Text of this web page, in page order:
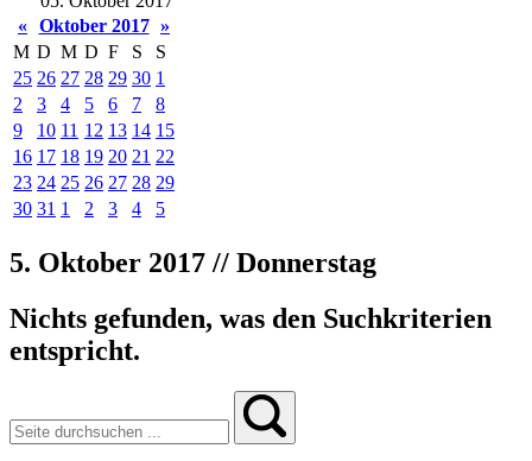
« Oktober 2017 »
M D M D F S
S
25 26 27 28 29 30 1
2
3 4 5 6 7
8
9
10 11 12 13 14 15
16 17 18 19 20 21 22
23 24 25 26 27 28 29
30 31 1 2 3 4 5
5. Oktober 2017 // Donnerstag
Nichts gefunden, was den Suchkriterien
entspricht.